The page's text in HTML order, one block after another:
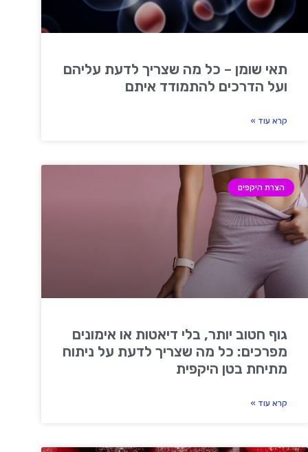
תאי שומן – כל מה שצריך לדעת עליהם
ועל הדרכים להתמודד איתם
קרא עוד »
הצרת היקפים
גוף חטוב יותר, בלי דיאטות או אימונים
מפרכים: כל מה שצריך לדעת על ניתוח
מתיחת בטן היקפית
קרא עוד »